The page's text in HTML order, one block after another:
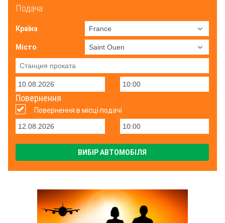
Подача
Країна
Місто
Повернення
Повернення в місці подачі
ВИБІР АВТОМОБІЛЯ